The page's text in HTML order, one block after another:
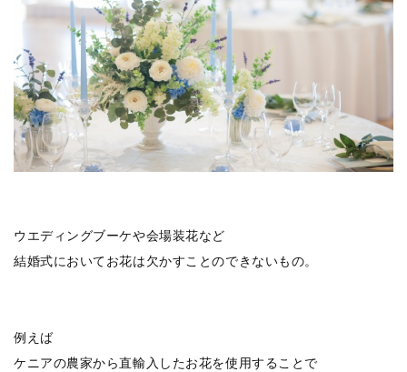
ウエディングブーケや会場装花など
結婚式においてお花は欠かすことのできないもの。
例えば
ケニアの農家から直輸入したお花を使用することで